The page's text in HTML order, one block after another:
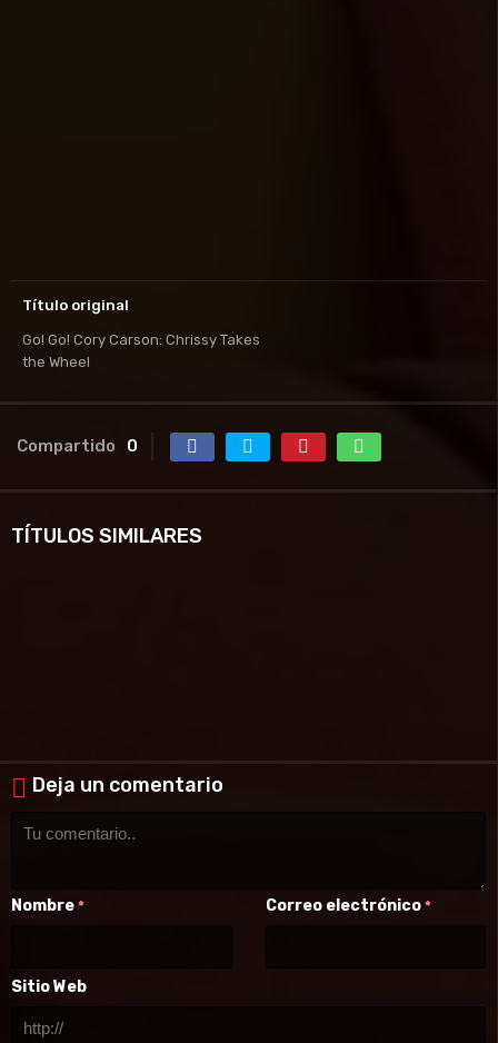
Título original
Go! Go! Cory Carson: Chrissy Takes
the Wheel
Compartido 0
TÍTULOS SIMILARES
Deja un comentario
Nombre * Correo electrónico *
Sitio Web